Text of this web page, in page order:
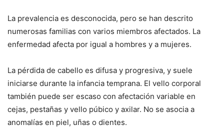
La prevalencia es desconocida, pero se han descrito
numerosas familias con varios miembros afectados. La
enfermedad afecta por igual a hombres y a mujeres.
La pérdida de cabello es difusa y progresiva, y suele
iniciarse durante la infancia temprana. El vello corporal
también puede ser escaso con afectación variable en
cejas, pestañas y vello púbico y axilar. No se asocia a
anomalías en piel, uñas o dientes.